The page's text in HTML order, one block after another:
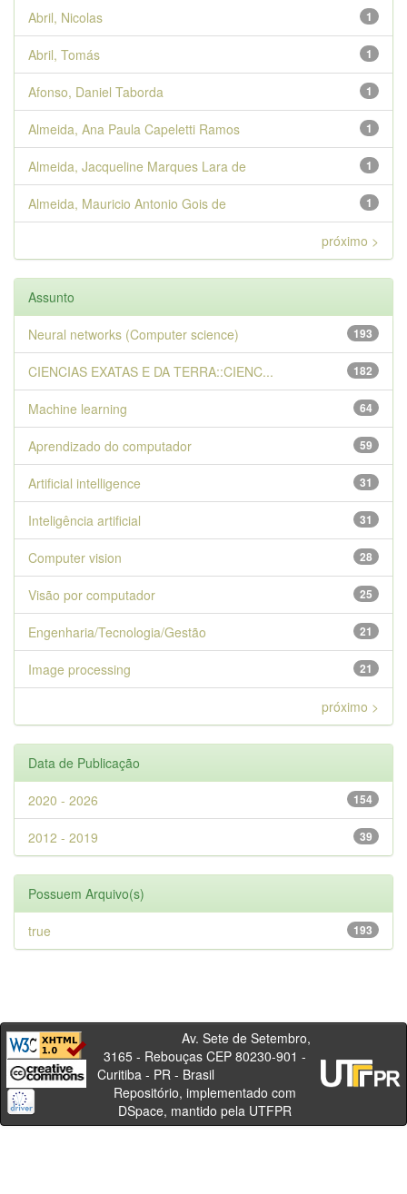
1
Abril, Nicolas
1
Abril, Tomás
1
Afonso, Daniel Taborda
1
Almeida, Ana Paula Capeletti Ramos
1
Almeida, Jacqueline Marques Lara de
1
Almeida, Mauricio Antonio Gois de
próximo >
Assunto
193
Neural networks (Computer science)
182
CIENCIAS EXATAS E DA TERRA::CIENC...
64
Machine learning
59
Aprendizado do computador
31
Artificial intelligence
31
Inteligência artificial
28
Computer vision
25
Visão por computador
21
Engenharia/Tecnologia/Gestão
21
Image processing
próximo >
Data de Publicação
154
2020 - 2026
39
2012 - 2019
Possuem Arquivo(s)
193
true
Av. Sete de Setembro,
3165 - Rebouças CEP 80230-901 -
Curitiba - PR - Brasil
Repositório, implementado com
DSpace, mantido pela UTFPR